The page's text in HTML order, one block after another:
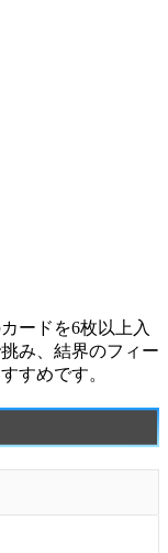
ードを6枚以上入
み、 結界のフィー
すめです。